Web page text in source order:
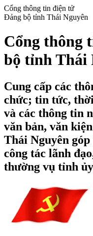
Cổng thông tin điện tử
Đảng bộ tỉnh Thái Nguyên
Cổng thông
bộ tỉnh Thái
Cung cấp các
chức; tin tức,
và các thông tin
văn bản, văn
Thái Nguyên
công tác lãnh
thường vụ tỉnh